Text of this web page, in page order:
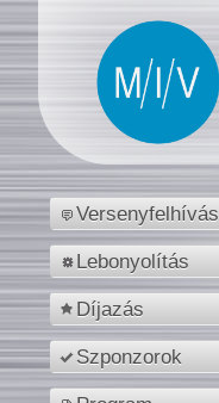
Versenyfelhívás
Lebonyolítás
Díjazás
Szponzorok